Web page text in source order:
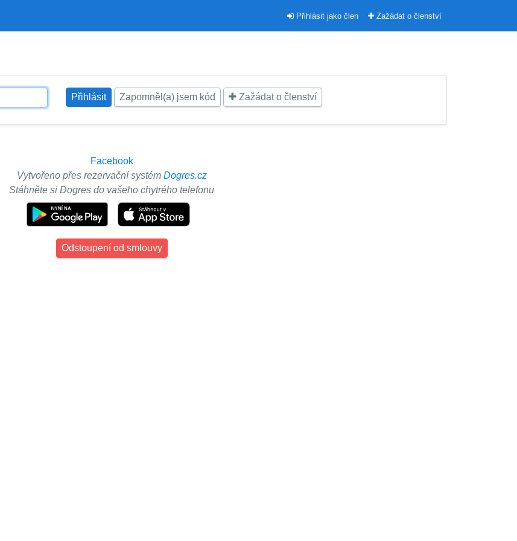
Přihlásit jako člen Zažádat o členství
Zapomněl(a) jsem kód Zažádat o členství
Facebook
Vytvořeno přes rezervační systém Dogres.cz
Stáhněte si Dogres do vašeho chytrého telefonu
Odstoupení od smlouvy